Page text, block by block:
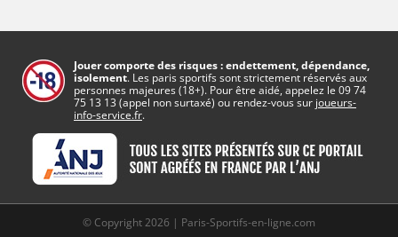
Jouer comporte des risques : endettement, dépendance,
isolement. Les paris sportifs sont strictement réservés aux
personnes majeures (18+). Pour être aidé, appelez le 09 74
75 13 13 (appel non surtaxé) ou rendez-vous sur joueurs-
info-service.fr.
© Copyright 2026 | Paris-Sportifs-en-ligne.com